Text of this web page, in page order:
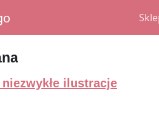
ilustracje